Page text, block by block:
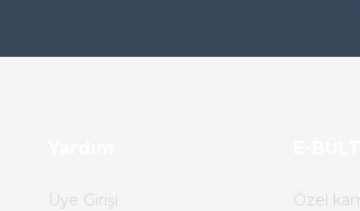
Üye Girişi
Özel